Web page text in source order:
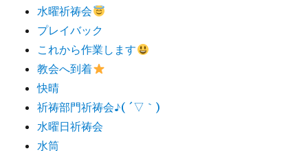
水曜祈祷会
プレイバック
これから作業します
教会へ到着
快晴
祈祷部門祈祷会♪( ´▽｀)
水曜日祈祷会
水筒